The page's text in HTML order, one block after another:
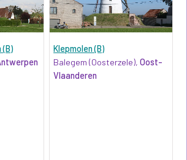
(B)
Klepmolen (B)
Balegem (Oosterzele),Oost-
Vlaanderen